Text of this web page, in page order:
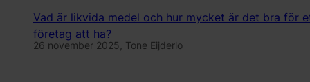
Vad är likvida medel och hur mycket är det bra för
företag att ha?
26 november 2025, Tone Eijderlo